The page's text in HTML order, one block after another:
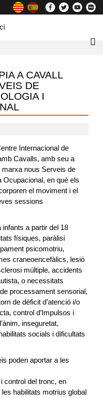
A CAVALL
DE
I
Internacional de
Cavalls, amb seu a
marxa nous Serveis de
Ocupacional, en què els
el moviment i el
sessions
a partir del 18
físiques, paràlisi
psicomotriu,
craneoencefàlics, lesió
múltiple, accidents
o necessitats
processament sensorial,
de dèficit d’atenció i/o
control d’Impulsos i
inseguretat,
socials i dificultats
poden aportar a les
control del tronc, en
les habilitats motrius global